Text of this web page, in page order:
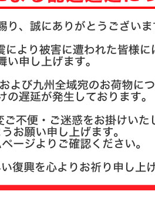
よくある質問
商品ガイド
会社概要